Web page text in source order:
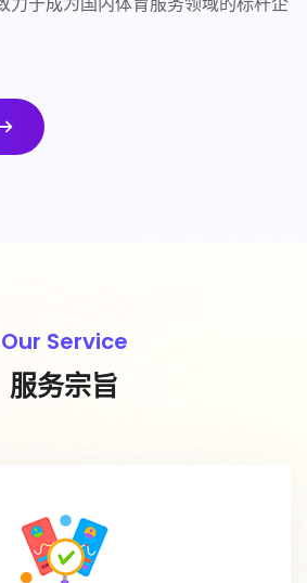
Our Service
服务宗旨